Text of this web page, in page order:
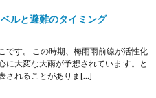
ルと避難のタイミング
です。 この時期、梅雨雨前線が活性化
に大変な大雨が予想されていま す。と
されることがありま[…]